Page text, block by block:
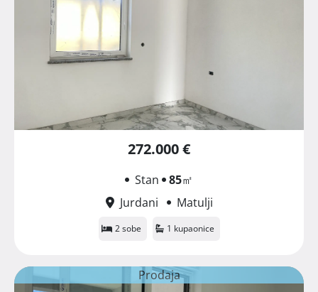
272.000 €
Stan 85㎡
Jurdani
Matulji
2 sobe 1 kupaonice
Prodaja